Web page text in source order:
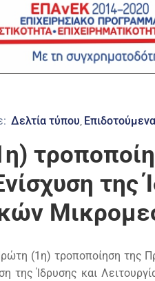
Δελτία τύπου
της
(1η) τροποποίηση της
της Ίδρυσης και